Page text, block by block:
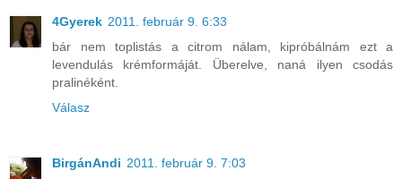
4Gyerek 2011. február 9. 6:33
bár nem toplistás a citrom nálam, kipróbálnám ezt a
levendulás krémformáját. Überelve, naná ilyen csodás
pralinéként.
Válasz
BirgánAndi 2011. február 9. 7:03